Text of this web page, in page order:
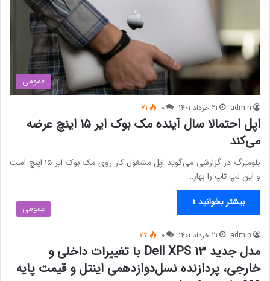
عمومی
admin 21 خرداد 1401 0
71
اپل احتمالا سال آینده مک بوک ایر 15 اینچ عرضه
می‌کند
بلومبرگ در گزارشی می‌گوید اپل مشغول کار روی مک بوک ایر ۱۵ اینچ است
و این لپ تاپ را بهار…
بیشتر بخوانید »
عمومی
admin 21 خرداد 1401 0
77
مدل جدید Dell XPS 13 با تغییرات داخلی و
خارجی، پردازنده نسل‌دوازدهمی اینتل و قیمت پایه